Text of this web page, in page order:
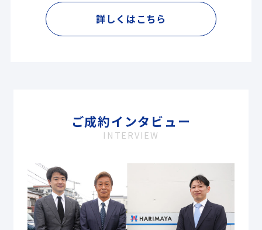
詳しくはこちら
ご成約インタビュー
INTERVIEW